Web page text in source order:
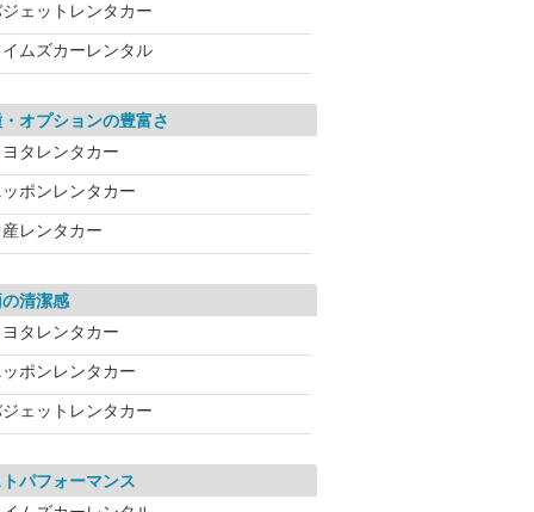
ェットレンタカー
イムズカーレンタル
オプションの豊富さ
ヨタレンタカー
ッポンレンタカー
産レンタカー
清潔感
ヨタレンタカー
ッポンレンタカー
ェットレンタカー
トパフォーマンス